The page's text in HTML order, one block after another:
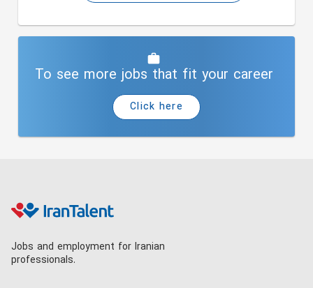
To see more jobs that fit your career
Click here
Jobs and employment for Iranian
professionals.